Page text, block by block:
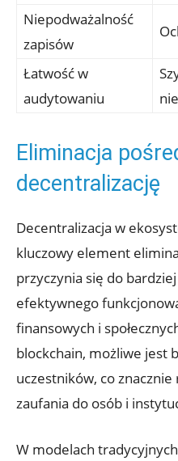
Niepodważalność ​
zapisów
Łatwość w
audytowaniu
Eliminacja
decentralizację
Decentralizacja w
kluczowy element
⁤przyczynia ​się⁢ do
efektywnego
finansowych i
blockchain, ⁤możliwe jest​
⁤uczestników, ‍co⁤
zaufania do osób​ i
W modelach